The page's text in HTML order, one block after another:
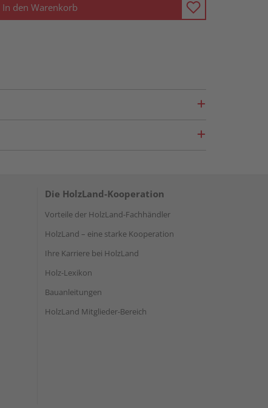
In den Warenkorb
Die HolzLand-Kooperation
Vorteile der HolzLand-Fachhändler
HolzLand – eine starke Kooperation
Ihre Karriere bei HolzLand
Holz-Lexikon
Bauanleitungen
HolzLand Mitglieder-Bereich